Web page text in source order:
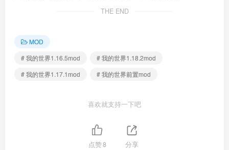
THE END
MOD
# 我的世界1.16.5mod
# 我的世界1.18.2mod
# 我的世界1.17.1mod
# 我的世界前置mod
喜欢就支持一下吧
点赞8 分享